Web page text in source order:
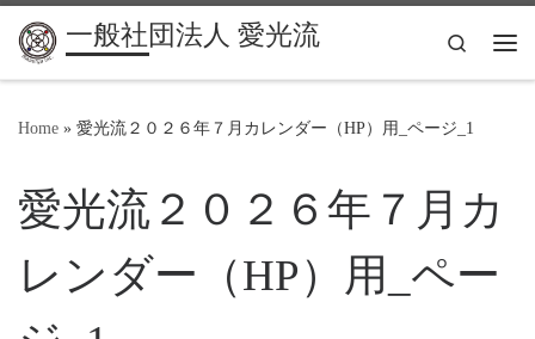
一般社団法人 愛光流
Search
Home » 愛光流２０２６年７月カレンダー（HP）用_ページ_1
愛光流２０２６年７月カ
レンダー（HP）用_ペー